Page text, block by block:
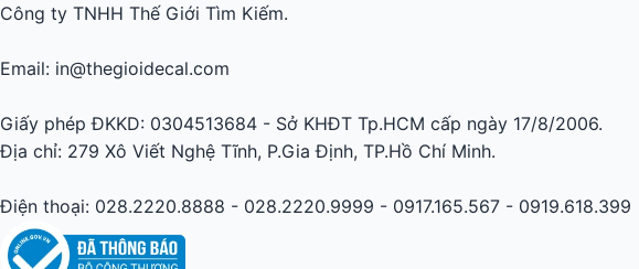
Công ty TNHH Thế Giới Tìm Kiếm.
Email: in@thegioidecal.com
Giấy phép ĐKKD: 0304513684 - Sở KHĐT Tp.HCM cấp ngày 17/8/2006.
Địa chỉ: 279 Xô Viết Nghệ Tĩnh, P.Gia Định, TP.Hồ Chí Minh.
Điện thoại: 028.2220.8888 - 028.2220.9999 - 0917.165.567 - 0919.618.399